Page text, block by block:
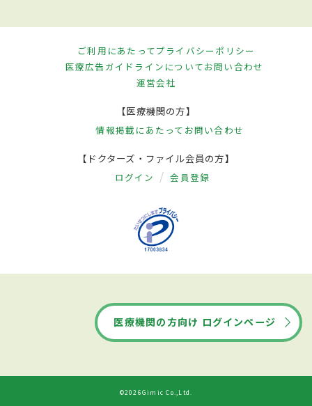
ご利用にあたってプライバシーポリシー
医療広告ガイドラインについてお問い合わせ
運営会社
【医療機関の方】
情報掲載にあたって お問い合わせ
【ドクターズ・ファイル会員の方】
ログイン 会員登録
医療機関の方向け ログインページ
©2026Gimic Co.,Ltd.